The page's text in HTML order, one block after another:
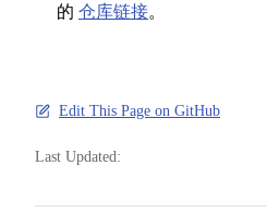
的 仓库链接。
Edit This Page on GitHub
Last Updated: